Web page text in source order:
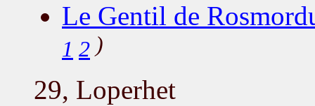
Le Gentil de
1 2)
29, Loperhet